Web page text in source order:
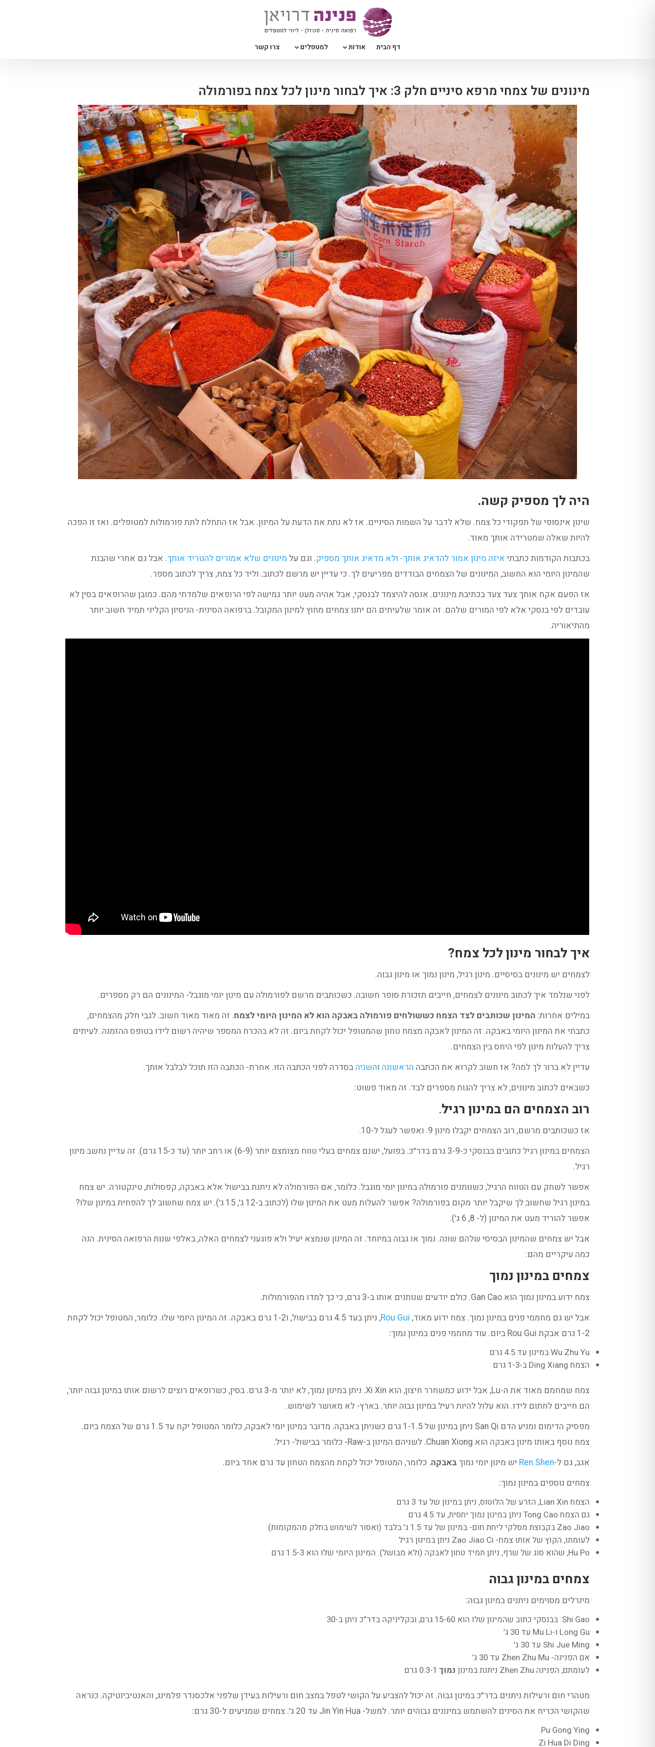
דף הבית אודות למטפלים צרו קשר
מינונים של צמחי מרפא סיניים חלק 3: איך לבחור מינון לכל צמח בפורמולה
היה לך מספיק קשה.
שינון אינסופי של תפקודי כל צמח. שלא לדבר על השמות הסיניים. אז לא נתת את הדעת על המינון. אבל אז התחלת לתת פורמולות למטופלים. ואז זו הפכה
להיות שאלה שמטרידה אותך מאוד.
בכתבות הקודמות כתבתי איזה מינון אמור להדאיג אותך- ולא מדאיג אותך מספיק. וגם על מינונים שלא אמורים להטריד אותך. אבל גם אחרי שהבנת
שהמינון היומי הוא החשוב, המינונים של הצמחים הבודדים מפריעים לך. כי עדיין יש מרשם לכתוב. וליד כל צמח, צריך לכתוב מספר.
אז הפעם אקח אותך צעד צעד בכתיבת מינונים. אנסה להיצמד לבנסקי, אבל אהיה מעט יותר גמישה לפי הרופאים שלמדתי מהם. כמובן שהרופאים בסין לא
עובדים לפי בנסקי אלא לפי המורים שלהם. זה אומר שלעיתים הם יתנו צמחים מחוץ למינון המקובל. ברפואה הסינית- הניסיון הקליני תמיד חשוב יותר
מהתיאוריה.
איך לבחור מינון לכל צמח?
לצמחים יש מינונים בסיסיים. מינון רגיל, מינון נמוך או מינון גבוה.
לפני שנלמד איך לכתוב מינונים לצמחים, חייבים תזכורת סופר חשובה. כשכותבים מרשם לפורמולה עם מינון יומי מוגבל- המינונים הם רק מספרים.
במילים אחרות: המינון שכותבים לצד הצמח כששולחים פורמולה באבקה הוא לא המינון היומי לצמח. זה מאוד מאוד חשוב. לגבי חלק מהצמחים,
כתבתי את המינון היומי באבקה. זה המינון לאבקה מצמח טחון שהמטופל יכול לקחת ביום. זה לא בהכרח המספר שיהיה רשום לידו בטופס ההזמנה. לעיתים
צריך להעלות מינון לפי היחס בין הצמחים.
עדיין לא ברור לך למה? אז חשוב לקרוא את הכתבה הראשונה והשניה בסדרה לפני הכתבה הזו. אחרת- הכתבה הזו תוכל לבלבל אותך.
כשבאים לכתוב מינונים, לא צריך להגות מספרים לבד. זה מאוד פשוט:
רוב הצמחים הם במינון רגיל.
אז כשכותבים מרשם, רוב הצמחים יקבלו מינון 9. ואפשר לעגל ל-10.
הצמחים במינון רגיל כתובים בבנסקי כ-3-9 גרם בדר״כ. בפועל, ישנם צמחים בעלי טווח מצומצם יותר (6-9) או רחב יותר (עד כ-15 גרם). זה עדיין נחשב מינון
רגיל.
אפשר לשחק עם הטווח הרגיל, כשנותנים פורמולה במינון יומי מוגבל. כלומר, אם הפורמולה לא ניתנת בבישול אלא באבקה, קפסולות, טינקטורה. יש צמח
במינון רגיל שחשוב לך שיקבל יותר מקום בפורמולה? אפשר להעלות מעט את המינון שלו (לכתוב ב-12 ג׳, 15 ג׳). יש צמח שחשוב לך להפחית במינון שלו?
אפשר להוריד מעט את המינון (ל- 8, 6 ג׳).
אבל יש צמחים שהמינון הבסיסי שלהם שונה. נמוך או גבוה במיוחד. זה המינון שנמצא יעיל ולא פוגעני לצמחים האלה, באלפי שנות הרפואה הסינית. הנה
כמה עיקריים מהם:
צמחים במינון נמוך
צמח ידוע במינון נמוך הוא Gan Cao. כולם יודעים שנותנים אותו ב-3 גרם, כי כך למדו מהפורמולות.
אבל יש גם מחממי פנים במינון נמוך. צמח ידוע מאוד, Rou Gui
, ניתן בעד 4.5 גרם בבישול, ו1-2 גרם באבקה. זה המינון היומי שלו. כלומר, המטופל יכול לקחת
1-2 גרם אבקת Rou Gui ביום. עוד מחממי פנים במינון נמוך:
Wu Zhu Yu במינון עד 4.5 גרם
הצמח Ding Xiang ב-1-3 גרם
צמח שמחמם מאוד את ה-Lu, אבל ידוע כמשחרר חיצון, הוא Xi Xin. ניתן במינון נמוך, לא יותר מ-3 גרם. בסין, כשרופאים רוצים לרשום אותו במינון גבוה יותר,
הם חייבים לחתום לידו. הוא עלול להיות רעיל במינון גבוה יותר. בארץ- לא מאושר לשימוש.
מפסיק הדימום ומניע הדם San Qi ניתן במינון של 1-1.5 גרם כשניתן באבקה. מדובר במינון יומי לאבקה, כלומר המטופל יקח עד 1.5 גרם של הצמח ביום.
צמח נוסף באותו מינון באבקה הוא Chuan Xiong. לשניהם המינון ב-Raw- כלומר בבישול- רגיל.
אגב, גם ל-Ren Shen יש מינון יומי נמוךבאבקה. כלומר, המטופל יכול לקחת מהצמח הטחון עד גרם אחד ביום.
צמחים נוספים במינון נמוך:
הצמח Lian Xin, הזרע של הלוטוס, ניתן במינון של עד 3 גרם
גם הצמח Tong Cao ניתן במינון נמוך יחסית, עד 4.5 גרם
Zao Jiao בקבוצת מסלקי ליחת חום- במינון של עד 1.5 ג׳ בלבד (ואסור לשימוש בחלק מהמקומות)
לעומתו, הקוץ של אותו צמח- Zao Jiao Ci ניתן במינון רגיל
Hu Po, שהוא סוג של שרף, ניתן תמיד טחון לאבקה (ולא מבושל). המינון היומי שלו הוא 1.5-3 גרם
צמחים במינון גבוה
מינרלים מסוימים ניתנים במינון גבוה:
Shi Gao: בבנסקי כתוב שהמינון שלו הוא 15-60 גרם, ובקליניקה בדר״כ ניתן ב-30
Long Gu ו-Mu Li עד 30 ג׳
Shi Jue Ming עד 30 ג׳
אם הפנינה- Zhen Zhu Mu עד 30 ג׳
לעומתם, הפנינה Zhen Zhu ניתנת במינון
נמוך
מטהרי חום ורעילות ניתנים בדר״כ במינון גבוה. זה יכול להצביע על הקושי לטפל במצב חום ורעילות בעידן שלפני אלכסנדר פלמינג, והאנטיביוטיקה. כנראה
שהקושי הכריח את הסינים להשתמש במינונים גבוהים יותר. למשל- Jin Yin Hua עד 20 ג׳. צמחים שמגיעים ל-30 גרם:
Pu Gong Ying
Zi Hua Di Ding